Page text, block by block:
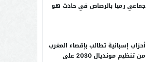
جماعي رميا بالرصاص في حادث هو
أحزاب إسبانية تطالب بإقصاء المغرب
من تنظيم مونديال 2030 على